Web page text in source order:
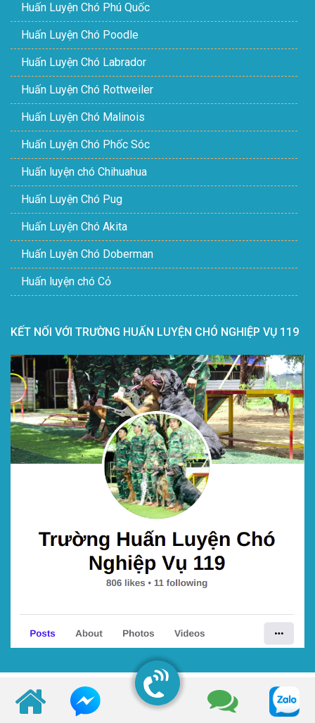
Huấn Luyện Chó Phú Quốc
Huấn Luyện Chó Poodle
Huấn Luyện Chó Labrador
Huấn Luyện Chó Rottweiler
Huấn Luyện Chó Malinois
Huấn Luyện Chó Phốc Sóc
Huấn luyện chó Chihuahua
Huấn Luyện Chó Pug
Huấn Luyện Chó Akita
Huấn Luyện Chó Doberman
Huấn luyện chó Cỏ
KẾT NỐI VỚI TRƯỜNG HUẤN LUYỆN CHÓ NGHIỆP VỤ 119